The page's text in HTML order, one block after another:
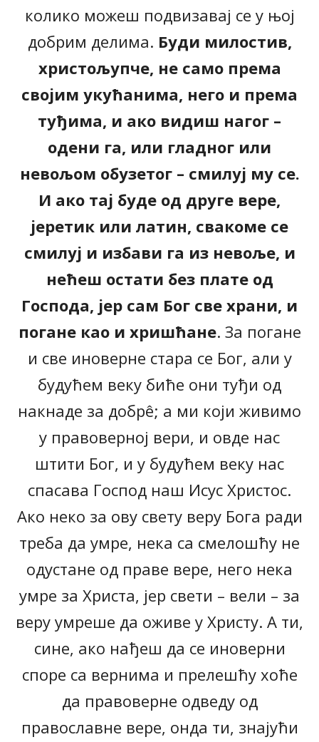
колико можеш подвизавај се у њој
добрим делима. Буди милостив,
христољупче, не само према
својим укућанима, него и према
туђима, и ако видиш нагог –
одени га, или гладног или
невољом обузетог – смилуј му се.
И ако тај буде од друге вере,
јеретик или латин, свакоме се
смилуј и избави га из невоље, и
нећеш остати без плате од
Господа, јер сам Бог све храни, и
погане као и хришћане. За погане
и све иноверне стара се Бог, али у
будућем веку биће они туђи од
накнаде за добрê; а ми који живимо
у правоверној вери, и овде нас
штити Бог, и у будућем веку нас
спасава Господ наш Исус Христос.
Ако неко за ову свету веру Бога ради
треба да умре, нека са смелошћу не
одустане од праве вере, него нека
умре за Христа, јер свети – вели – за
веру умреше да оживе у Христу. А ти,
сине, ако нађеш да се иноверни
споре са вернима и прелешћу хоће
да правоверне одведу од
православне вере, онда ти, знајући